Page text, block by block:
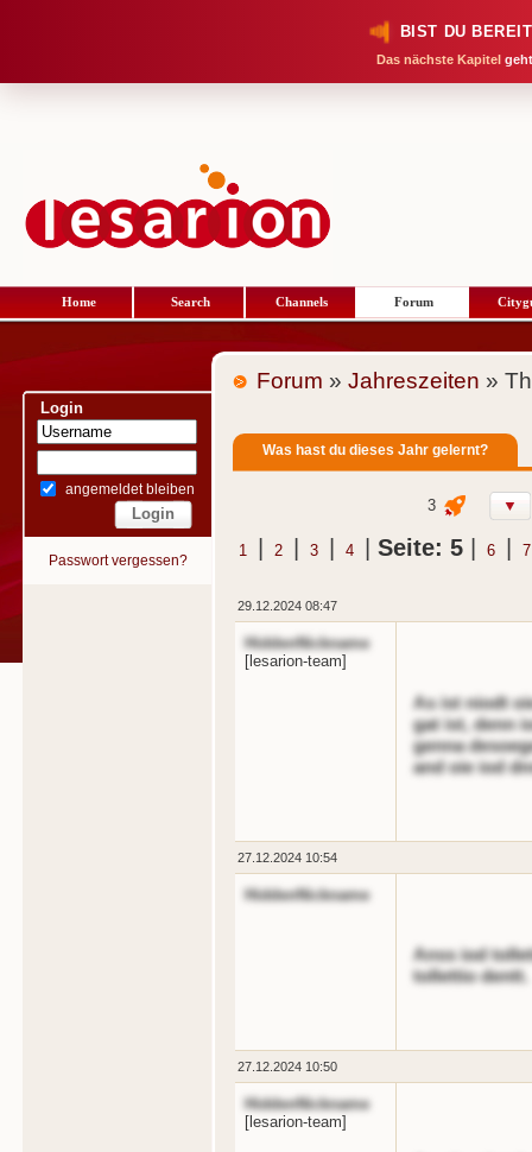
BIST DU
Das nächste Kapitel
Home Search Channels Forum
Login
angemeldet bleiben
Passwort vergessen?
Forum » Jahreszeiten »
Was hast du dieses Jahr gelernt?
▼
3
1 2 3 4 Seite: 5 6 7
29.12.2024 08:47
HiddenNickname
[lesarion-team]
As ist niodt
gat ist, denn
genna
and oie iod
27.12.2024 10:54
HiddenNickname
Anss iod
tollettio dentt.
27.12.2024 10:50
HiddenNickname
[lesarion-team]